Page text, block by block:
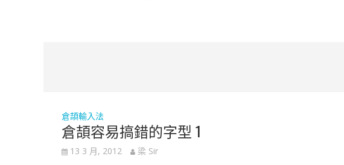
倉頡輸入法
倉頡容易搞錯的字型 1
13 3 月, 2012 梁 Sir